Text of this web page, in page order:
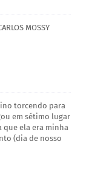
MOSSY
torcendo para
em sétimo lugar
que ela era minha
(dia de nosso